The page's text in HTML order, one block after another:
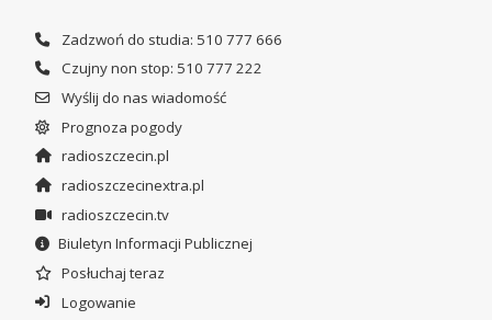
Zadzwoń do studia: 510 777 666
Czujny non stop: 510 777 222
Wyślij do nas wiadomość
Prognoza pogody
radioszczecin.pl
radioszczecinextra.pl
radioszczecin.tv
Biuletyn Informacji Publicznej
Posłuchaj teraz
Logowanie